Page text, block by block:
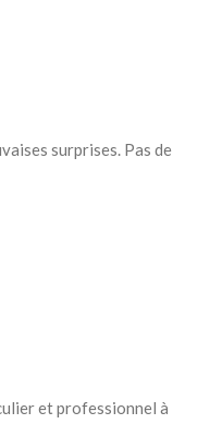
surprises. Pas de
et professionnel à